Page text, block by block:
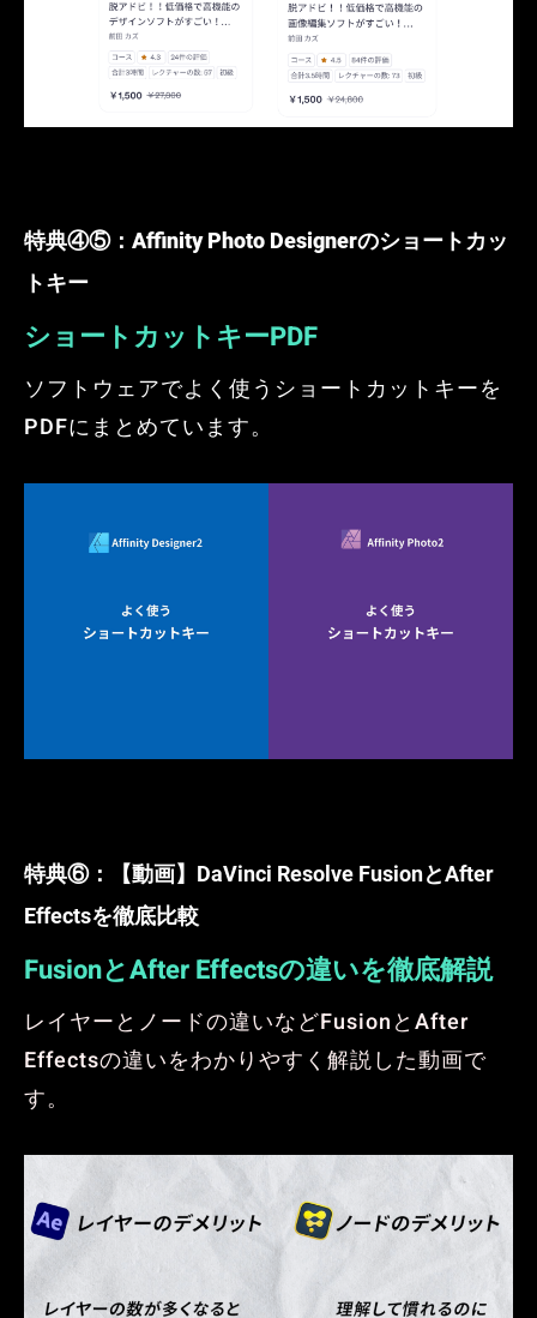
特典④⑤：Affinity Photo Designerのショートカッ
トキー
ショートカットキーPDF
ソフトウェアでよく使うショートカットキーを
PDFにまとめています。
特典⑥：
【動画】DaVinci Resolve FusionとAfter
Effectsを徹底比較
FusionとAfter Effectsの違いを徹底解説
レイヤーとノードの違いなどFusionとAfter
Effectsの違いをわかりやすく解説した動画で
す。